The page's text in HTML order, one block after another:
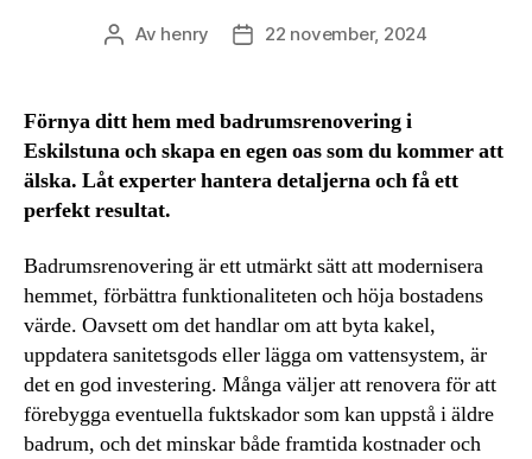
Inläggsförfattare
Av henry Inläggsdatum
22 november, 2024
Förnya ditt hem med badrumsrenovering i
Eskilstuna och skapa en egen oas som du kommer att
älska. Låt experter hantera detaljerna och få ett
perfekt resultat.
Badrumsrenovering är ett utmärkt sätt att modernisera
hemmet, förbättra funktionaliteten och höja bostadens
värde. Oavsett om det handlar om att byta kakel,
uppdatera sanitetsgods eller lägga om vattensystem, är
det en god investering. Många väljer att renovera för att
förebygga eventuella fuktskador som kan uppstå i äldre
badrum, och det minskar både framtida kostnader och